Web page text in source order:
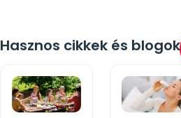
Hasznos cikkek és blogok